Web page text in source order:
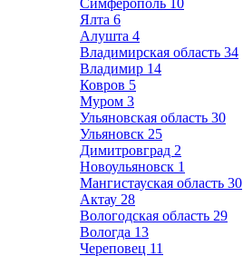
Симферополь 10
Ялта 6
Алушта 4
Владимирская область 34
Владимир 14
Ковров 5
Муром 3
Ульяновская область 30
Ульяновск 25
Димитровград 2
Новоульяновск 1
Мангистауская область 30
Актау 28
Вологодская область 29
Вологда 13
Череповец 11